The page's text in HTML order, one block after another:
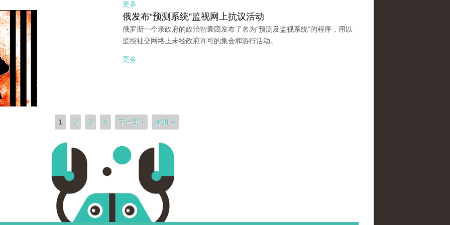
更多
俄发布“预测系统”监视网上抗议活动
俄罗斯一个亲政府的政治智囊团发布了名为“预测及监视系统”的程序，用以
监控社交网络上未经政府许可的集会和游行活动。
更多
1 2 3 4 下一页 › 末页 »